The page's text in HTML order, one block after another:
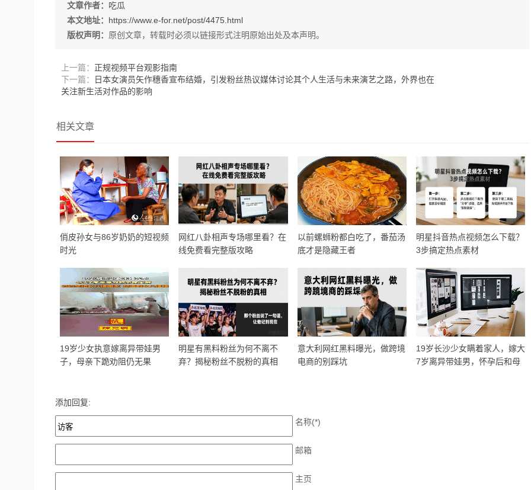
文章作者： 吃瓜
本文地址： https://www.e-for.net/post/4475.html
版权声明： 原创文章，转载时必须以链接形式注明原始出处及本声明。
上一篇： 正规视频平台观影指南
下一篇：
日本女演员矢作穗香宣布结婚，引发粉丝热议媒体讨论其个人生活与未来演艺之路，外界也在
关注新生活对作品的影响
相关文章
俏皮孙女与86岁奶奶的短视频
时光
网红八卦相声专场哪里看？在
线免费看完整版攻略
以前螺蛳粉都白吃了，番茄汤
底才是隐藏王者
明星抖音热点视频怎么下载？
3步搞定热点素材
19岁少女执意嫁离异带娃男
子，母亲下跪劝阻仍无果
明星有黑料粉丝为何不离不
弃？揭秘粉丝不脱粉的真相
意大利网红黑料曝光，做跨境
电商的别踩坑
19岁长沙少女瞒着家人，嫁大
7岁离异带娃男，怀孕后和母
添加回复:
名称(*)
邮箱
主页